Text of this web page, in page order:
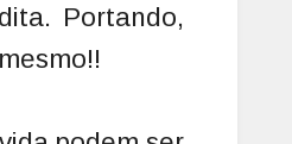
Portando,